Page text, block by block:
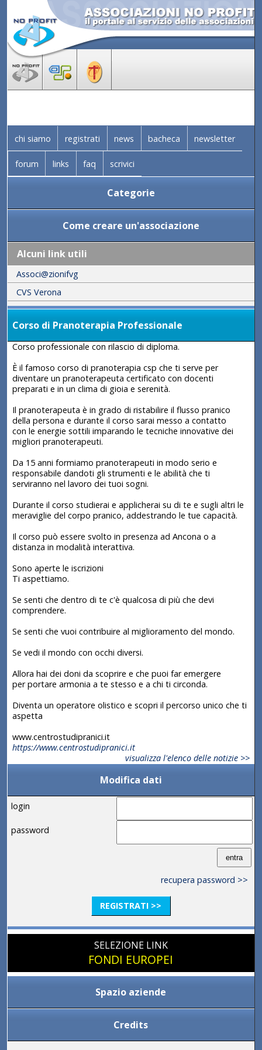
chi siamo registrati news bacheca newsletter
forum links faq scrivici
Categorie
Come creare un'associazione
Alcuni link utili
Associ@zionifvg
CVS Verona
Corso di Pranoterapia Professionale
Corso professionale con rilascio di diploma.
È il famoso corso di pranoterapia csp che ti serve per
diventare un pranoterapeuta certificato con docenti
preparati e in un clima di gioia e serenità.
Il pranoterapeuta è in grado di ristabilire il flusso pranico
della persona e durante il corso sarai messo a contatto
con le energie sottili imparando le tecniche innovative dei
migliori pranoterapeuti.
Da 15 anni formiamo pranoterapeuti in modo serio e
responsabile dandoti gli strumenti e le abilità che ti
serviranno nel lavoro dei tuoi sogni.
Durante il corso studierai e applicherai su di te e sugli altri le
meraviglie del corpo pranico, addestrando le tue capacità.
Il corso può essere svolto in presenza ad Ancona o a
distanza in modalità interattiva.
Sono aperte le iscrizioni
Ti aspettiamo.
Se senti che dentro di te c'è qualcosa di più che devi
comprendere.
Se senti che vuoi contribuire al miglioramento del mondo.
Se vedi il mondo con occhi diversi.
Allora hai dei doni da scoprire e che puoi far emergere
per portare armonia a te stesso e a chi ti circonda.
Diventa un operatore olistico e scopri il percorso unico che ti
aspetta
www.centrostudipranici.it
https://www.centrostudipranici.it
visualizza l'elenco delle notizie >>
Modifica dati
login
password
recupera password >>
REGISTRATI >>
SELEZIONE LINK
FONDI EUROPEI
Spazio aziende
Credits